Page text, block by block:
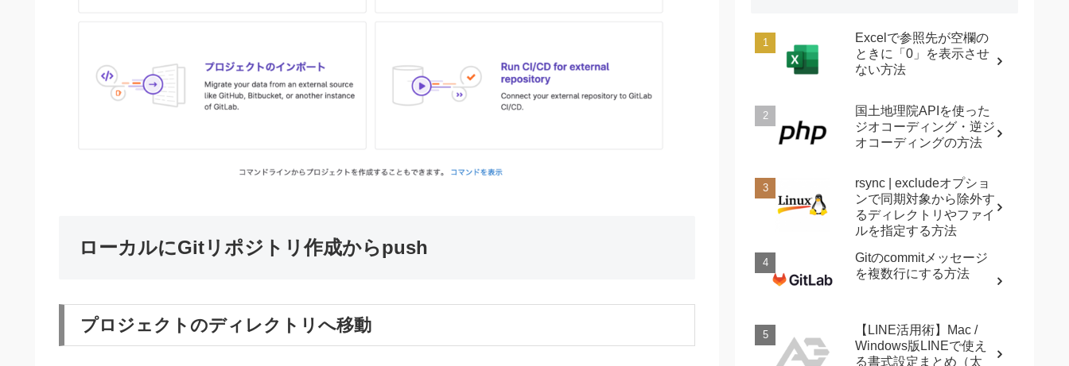
ローカルにGitリポジトリ作成からpush
プロジェクトのディレクトリへ移動
Excelで参照先が空欄の
ときに「0」を表示させ
ない方法
国土地理院APIを使った
ジオコーディング・逆ジ
オコーディングの方法
rsync | excludeオプショ
ンで同期対象から除外す
るディレクトリやファイ
ルを指定する方法
Gitのcommitメッセージ
を複数行にする方法
【LINE活用術】Mac /
Windows版LINEで使え
る書式設定まとめ（太